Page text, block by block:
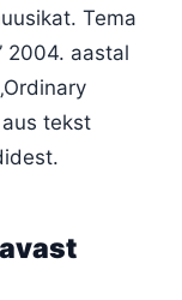
Tema
2004. aastal
aus tekst